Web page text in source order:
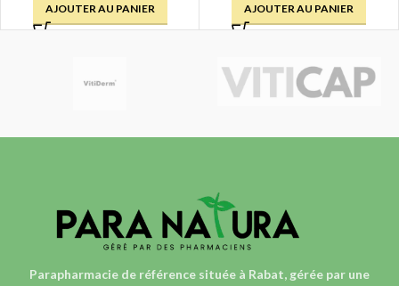
AJOUTER AU PANIER AJOUTER AU PANIER
Parapharmacie de référence située à Rabat, gérée par une